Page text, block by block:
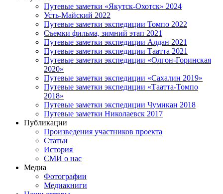
Путевые заметки «Якутск-Охотск» 2024
Усть-Майский 2022
Путевые заметки экспедиции Томпо 2022
Съемки фильма, зимний этап 2021
Путевые заметки экспедиции Алдан 2021
Путевые заметки экспедиции Таатта 2021
Путевые заметки экспедиции «Олгон-Горинская
2020»
Путевые заметки экспедиции «Сахалин 2019»
Путевые заметки экспедиции «Таатта-Томпо
2018»
Путевые заметки экспедиции Чумикан 2018
Путевые заметки Николаевск 2017
Публикации
Произведения участников проекта
Статьи
История
СМИ о нас
Медиа
Фотографии
Медиакниги